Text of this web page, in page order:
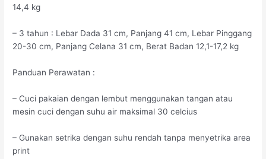
14,4 kg
– 3 tahun : Lebar Dada 31 cm, Panjang 41 cm, Lebar Pinggang
20-30 cm, Panjang Celana 31 cm, Berat Badan 12,1-17,2 kg
Panduan Perawatan :
– Cuci pakaian dengan lembut menggunakan tangan atau
mesin cuci dengan suhu air maksimal 30 celcius
– Gunakan setrika dengan suhu rendah tanpa menyetrika area
print